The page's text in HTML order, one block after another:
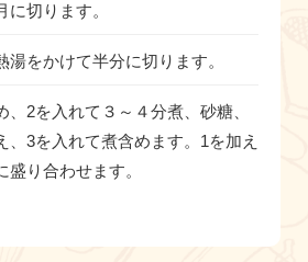
に切ります。
湯をかけて半分に切ります。
、2を入れて３～４分煮、砂糖、
、3を入れて煮含めます。1を加え
盛り合わせます。